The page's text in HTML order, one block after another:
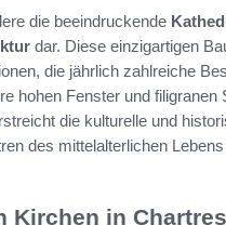
die beeindruckende
dar. Diese einzigartigen
die jährlich zahlreiche
hohen Fenster und
die kulturelle und
des mittelalterlichen
Kirchen in Chartres